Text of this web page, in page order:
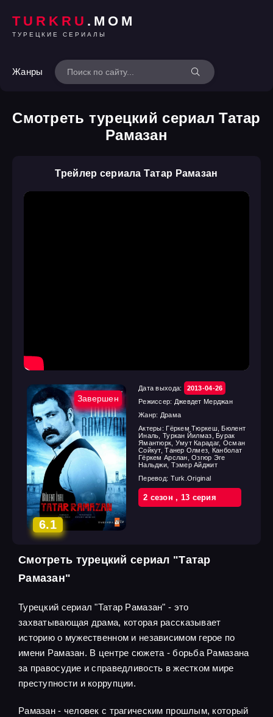
TURKRU .MOM
ТУРЕЦКИЕ СЕРИАЛЫ
Жанры
Смотреть турецкий сериал Татар
Рамазан
Трейлер сериала Татар Рамазан
Завершен
6.1
Дата выхода:
2013-04-26
Режиссер: Джевдет Мерджан
Жанр: Драма
Актеры: Гёркем Тюркеш, Бюлент
Иналь, Туркан Йилмаз, Бурак
Ямантюрк, Умут Карадаг, Осман
Сойкут, Танер Олмез, Канболат
Гёркем Арслан, Озгюр Эге
Нальджи, Тэмер Айджит
Перевод: Turk.Original
2 cезон, 13 cерия
Смотреть турецкий сериал "Татар
Рамазан"
Турецкий сериал "Татар Рамазан" - это
захватывающая драма, которая рассказывает
историю о мужественном и независимом герое по
имени Рамазан. В центре сюжета - борьба Рамазана
за правосудие и справедливость в жестком мире
преступности и коррупции.
Рамазан - человек с трагическим прошлым, который